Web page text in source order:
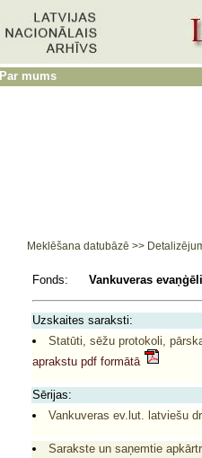
Par mums
Meklēšana datubāzē >>
Fonds: Vankuveras
Uzskaites saraksti:
Statūti, sēžu protokoli,
aprakstu pdf formātā
Sērijas:
Vankuveras ev.lut. latviešu
Sarakste un saņemtie